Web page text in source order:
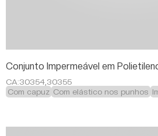
Conjunto Impermeável em
CA:30354,30355
Com capuz Com elástico nos punhos